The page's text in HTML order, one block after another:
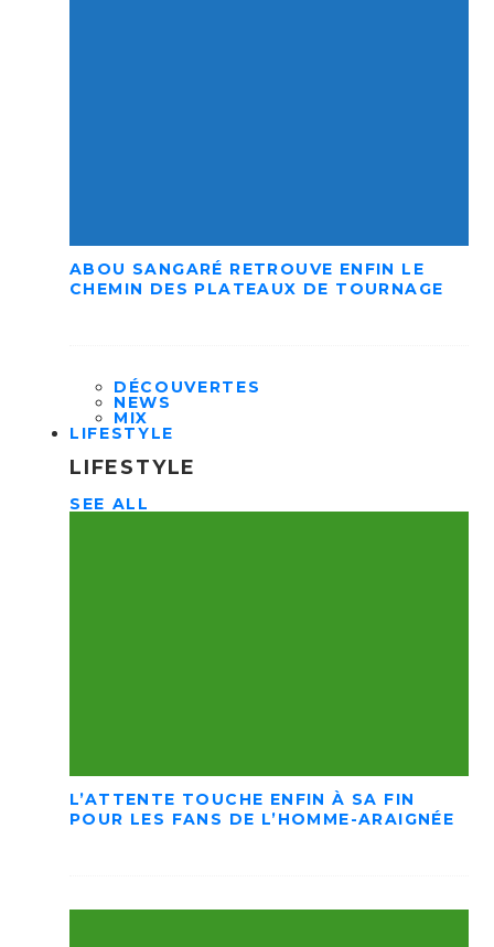
ABOU SANGARÉ RETROUVE ENFIN LE
CHEMIN DES PLATEAUX DE TOURNAGE
DÉCOUVERTES
NEWS
MIX
LIFESTYLE
LIFESTYLE
SEE ALL
L’ATTENTE TOUCHE ENFIN À SA FIN
POUR LES FANS DE L’HOMME-ARAIGNÉE